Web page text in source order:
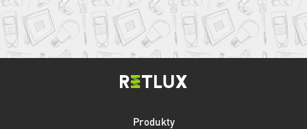
Produkty